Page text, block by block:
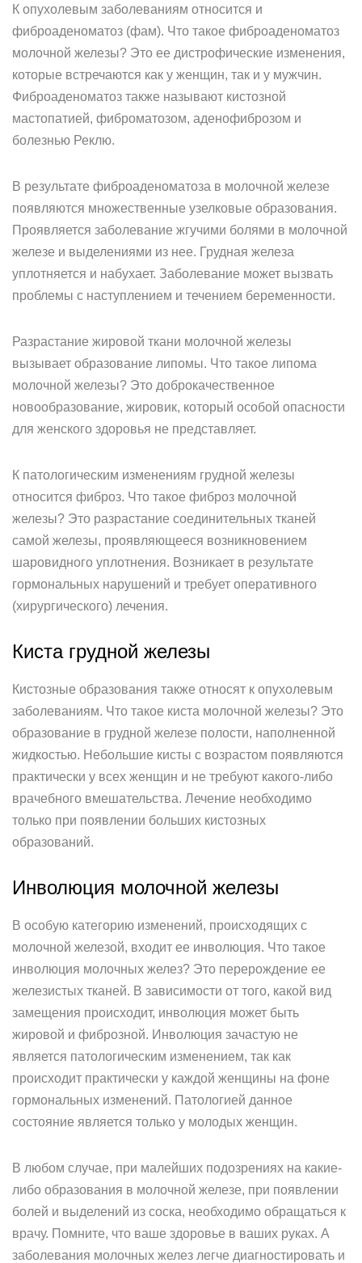
К опухолевым заболеваниям относится и
фиброаденоматоз (фам). Что такое фиброаденоматоз
молочной железы? Это ее дистрофические изменения,
которые встречаются как у женщин, так и у мужчин.
Фиброаденоматоз также называют кистозной
мастопатией, фиброматозом, аденофиброзом и
болезнью Реклю.
В результате фиброаденоматоза в молочной железе
появляются множественные узелковые образования.
Проявляется заболевание жгучими болями в молочной
железе и выделениями из нее. Грудная железа
уплотняется и набухает. Заболевание может вызвать
проблемы с наступлением и течением беременности.
Разрастание жировой ткани молочной железы
вызывает образование липомы. Что такое липома
молочной железы? Это доброкачественное
новообразование, жировик, который особой опасности
для женского здоровья не представляет.
К патологическим изменениям грудной железы
относится фиброз. Что такое фиброз молочной
железы? Это разрастание соединительных тканей
самой железы, проявляющееся возникновением
шаровидного уплотнения. Возникает в результате
гормональных нарушений и требует оперативного
(хирургического) лечения.
Киста грудной железы
Кистозные образования также относят к опухолевым
заболеваниям. Что такое киста молочной железы? Это
образование в грудной железе полости, наполненной
жидкостью. Небольшие кисты с возрастом появляются
практически у всех женщин и не требуют какого-либо
врачебного вмешательства. Лечение необходимо
только при появлении больших кистозных
образований.
Инволюция молочной железы
В особую категорию изменений, происходящих с
молочной железой, входит ее инволюция. Что такое
инволюция молочных желез? Это перерождение ее
железистых тканей. В зависимости от того, какой вид
замещения происходит, инволюция может быть
жировой и фиброзной. Инволюция зачастую не
является патологическим изменением, так как
происходит практически у каждой женщины на фоне
гормональных изменений. Патологией данное
состояние является только у молодых женщин.
В любом случае, при малейших подозрениях на какие-
либо образования в молочной железе, при появлении
болей и выделений из соска, необходимо обращаться к
врачу. Помните, что ваше здоровье в ваших руках. А
заболевания молочных желез легче диагностировать и